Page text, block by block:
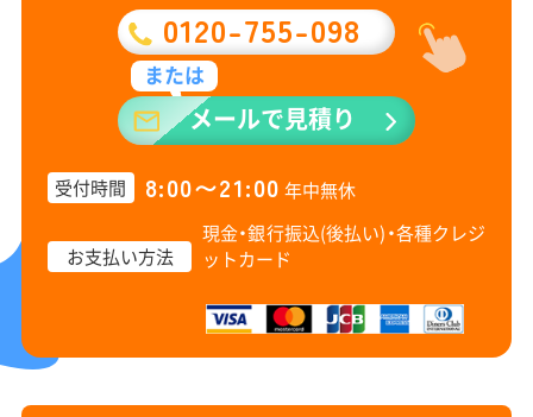
0120-755-098
または
メールで見積り
受付時間 8:00〜21:00 年中無休
お支払い方法
現金・銀行振込(後払い)・各種クレジ
ットカード